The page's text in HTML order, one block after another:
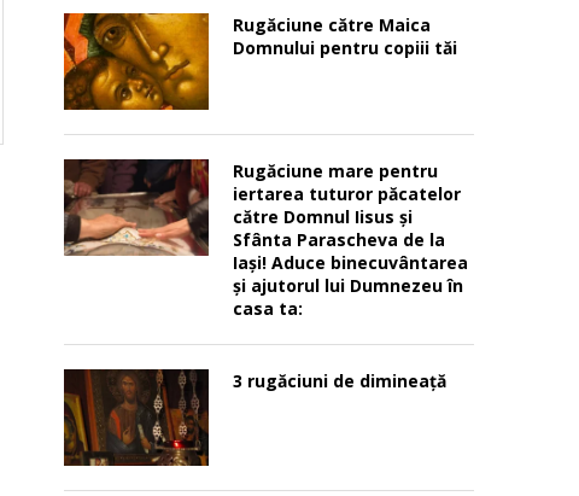
Rugăciune către Maica
Domnului pentru copiii tăi
Rugăciune mare pentru
iertarea tuturor păcatelor
către Domnul Iisus şi
Sfânta Parascheva de la
Iaşi! Aduce binecuvântarea
şi ajutorul lui Dumnezeu în
casa ta:
3 rugăciuni de dimineață